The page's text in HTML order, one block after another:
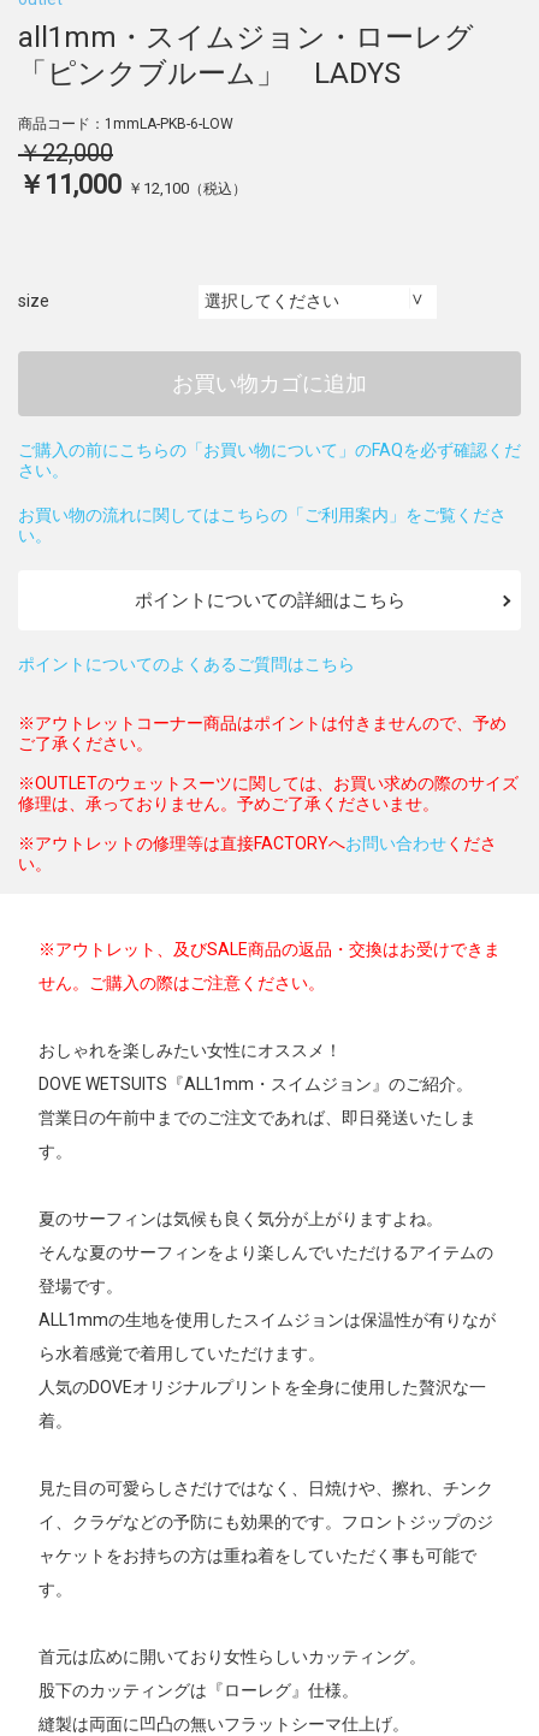
all1mm・スイムジョン・ローレグ
「ピンクブルーム」 LADYS
商品コード：1mmLA-PKB-6-LOW
￥22,000
￥11,000 ￥12,100 （税込）
size
お買い物カゴに追加
ご購入の前にこちらの「お買い物について」のFAQを必ず確認くだ
さい。
お買い物の流れに関してはこちらの「ご利用案内」をご覧くださ
い。
ポイントについての詳細はこちら
ポイントについてのよくあるご質問はこちら
※アウトレットコーナー商品はポイントは付きませんので、予め
ご了承ください。
※OUTLETのウェットスーツに関しては、お買い求めの際のサイズ
修理は、承っておりません。予めご了承くださいませ。
※アウトレットの修理等は直接FACTORYへお問い合わせくださ
い。
※アウトレット、及びSALE商品の返品・交換はお受けできま
せん。ご購入の際はご注意ください。
おしゃれを楽しみたい女性にオススメ！
DOVE WETSUITS『ALL1mm・スイムジョン』のご紹介。
営業日の午前中までのご注文であれば、即日発送いたしま
す。
夏のサーフィンは気候も良く気分が上がりますよね。
そんな夏のサーフィンをより楽しんでいただけるアイテムの
登場です。
ALL1mmの生地を使用したスイムジョンは保温性が有りなが
ら水着感覚で着用していただけます。
人気のDOVEオリジナルプリントを全身に使用した贅沢な一
着。
見た目の可愛らしさだけではなく、日焼けや、擦れ、チンク
イ、クラゲなどの予防にも効果的です。フロントジップのジ
ャケットをお持ちの方は重ね着をしていただく事も可能で
す。
首元は広めに開いており女性らしいカッティング。
股下のカッティングは『ローレグ』仕様。
縫製は両面に凹凸の無いフラットシーマ仕上げ。